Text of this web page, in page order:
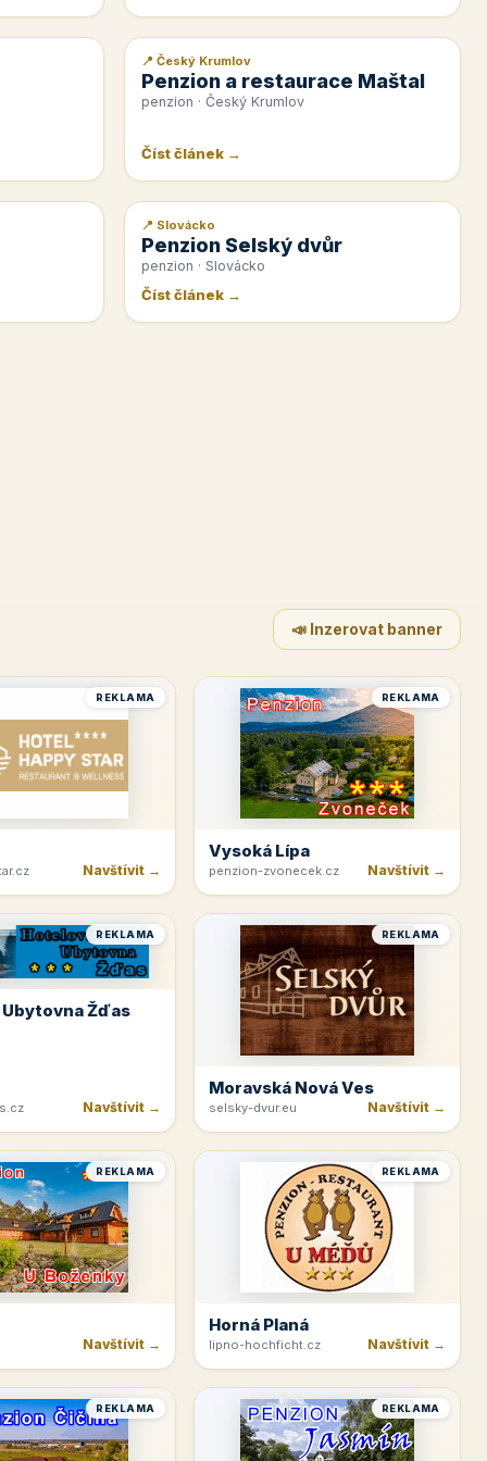
📰 PR článek
📍 Český Krumlov
Penzion a restaurace Maštal
penzion · Český Krumlov
Číst článek →
📰 PR článek
📍 Slovácko
Penzion Selský dvůr
penzion · Slovácko
Číst článek →
📣 Inzerovat banner
REKLAMA
Navštívit →
REKLAMA
Vysoká Lípa
penzion-zvonecek.cz Navštívit →
REKLAMA
Žďas
Navštívit →
REKLAMA
Moravská Nová Ves
selsky-dvur.eu Navštívit →
REKLAMA
Navštívit →
REKLAMA
Horná Planá
lipno-hochficht.cz Navštívit →
REKLAMA REKLAMA